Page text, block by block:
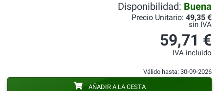
Disponibilidad: Buena
Precio Unitario: 49,35 €
sin IVA
59,71 €
IVA incluido
Válido hasta: 30-09-2026
AÑADIR A LA CESTA